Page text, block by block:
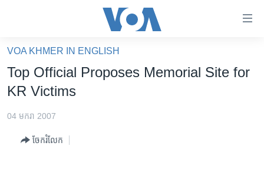
គេហទំព័រ​
ទាក់ទង
និង​
អន្តរជាតិ
ហេឡូវីអូអេ
VOA KHMER IN ENGLISH
Top Official Proposes Memorial Site for
KR Victims
04 មករា 2007
ចែករំលែក